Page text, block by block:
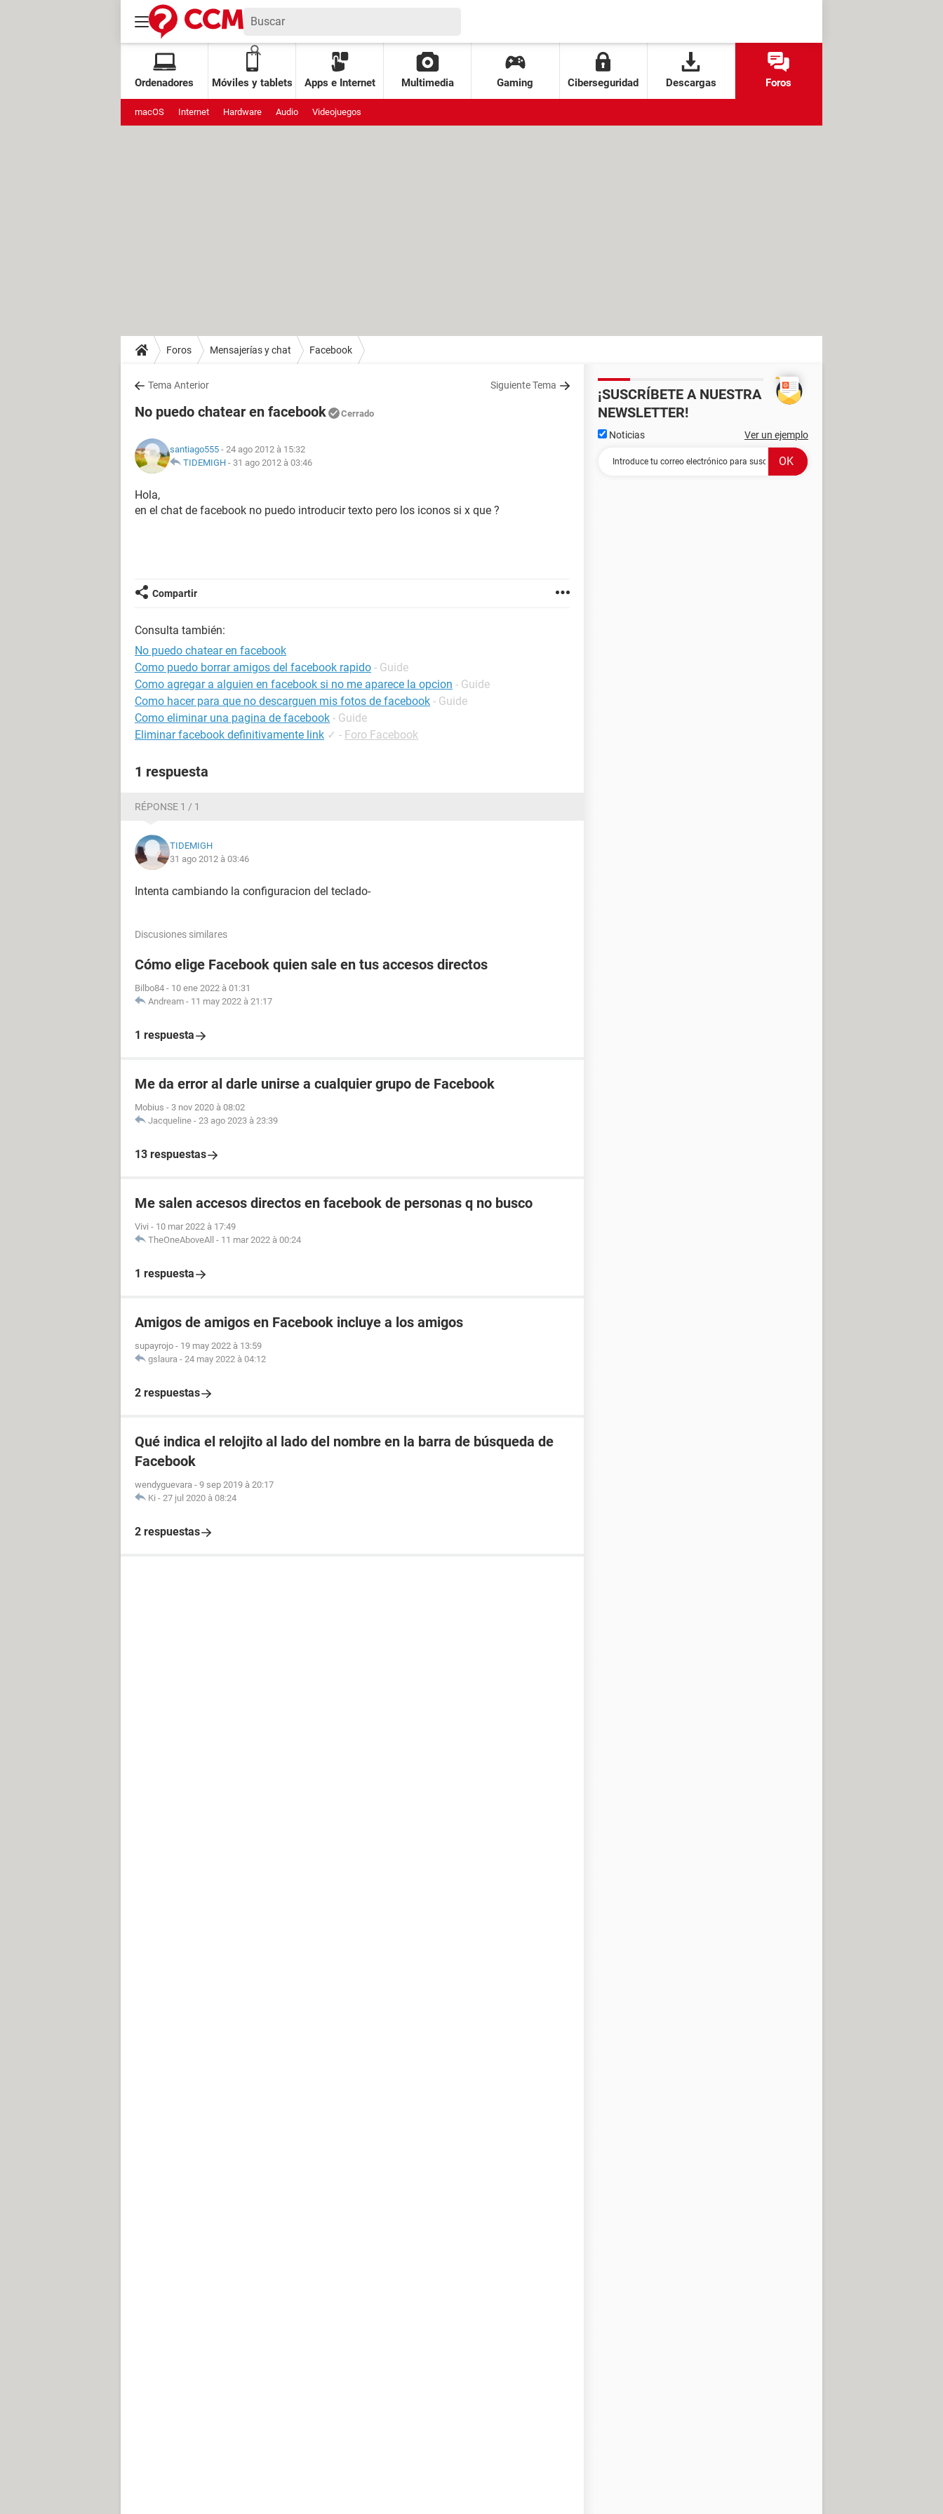
Ordenadores Móviles y tablets Apps e Internet Multimedia Gaming Ciberseguridad Descargas Foros
macOS Internet Hardware Audio Videojuegos
Foros Mensajerías y chat Facebook
Tema Anterior Siguiente Tema
No puedo chatear en facebook Cerrado
santiago555 - 24 ago 2012 à 15:32
TIDEMIGH - 31 ago 2012 à 03:46
Hola,
en el chat de facebook no puedo introducir texto pero los iconos si x que ?
Compartir
Consulta también:
No puedo chatear en facebook
Como puedo borrar amigos del facebook rapido - Guide
Como agregar a alguien en facebook si no me aparece la opcion - Guide
Como hacer para que no descarguen mis fotos de facebook - Guide
Como eliminar una pagina de facebook - Guide
Eliminar facebook definitivamente link ✓ - Foro Facebook
1 respuesta
RÉPONSE 1 / 1
TIDEMIGH
31 ago 2012 à 03:46
Intenta cambiando la configuracion del teclado-
Discusiones similares
Cómo elige Facebook quien sale en tus accesos directos
Bilbo84 - 10 ene 2022 à 01:31
Andream - 11 may 2022 à 21:17
1 respuesta
Me da error al darle unirse a cualquier grupo de Facebook
Mobius - 3 nov 2020 à 08:02
Jacqueline - 23 ago 2023 à 23:39
13 respuestas
Me salen accesos directos en facebook de personas q no busco
Vivi - 10 mar 2022 à 17:49
TheOneAboveAll - 11 mar 2022 à 00:24
1 respuesta
Amigos de amigos en Facebook incluye a los amigos
supayrojo - 19 may 2022 à 13:59
gslaura - 24 may 2022 à 04:12
2 respuestas
Qué indica el relojito al lado del nombre en la barra de búsqueda de
Facebook
wendyguevara - 9 sep 2019 à 20:17
Ki - 27 jul 2020 à 08:24
2 respuestas
¡SUSCRÍBETE A NUESTRA
NEWSLETTER!
Noticias Ver un ejemplo